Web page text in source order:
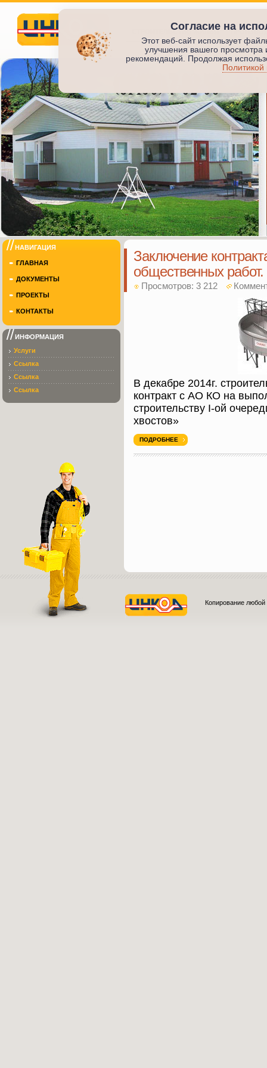
Инкод
СТРОИТЕЛЬСТВО ЖИЛЬЯ
ИНКОД
Заключение
общественных работ.
Просмотров: 3 212
В декабре 2014г.
контракт с АО КО на
строительству I-ой
хвостов»
ПОДРОБНЕЕ
НАВИГАЦИЯ
ГЛАВНАЯ
ДОКУМЕНТЫ
ПРОЕКТЫ
КОНТАКТЫ
ИНФОРМАЦИЯ
Услуги
Ссылка
Ссылка
Ссылка
Копирование
Согласие на
Этот веб-сайт использует
улучшения вашего просмотра
рекомендаций. Продолжая